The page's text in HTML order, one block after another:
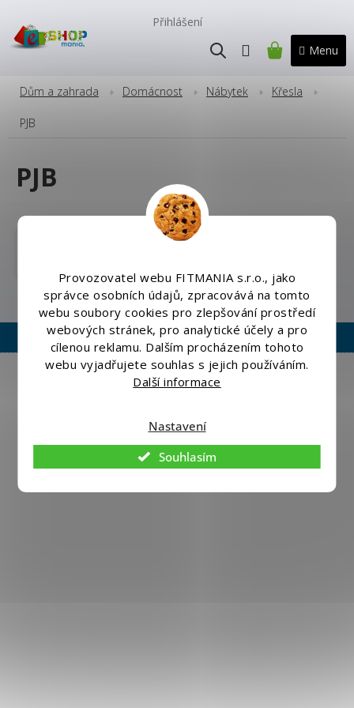
Provozovatel webu FITMANIA s.r.o., jako
správce osobních údajů, zpracovává na tomto
webu soubory cookies pro zlepšování prostředí
webových stránek, pro analytické účely a pro
cílenou reklamu. Dalším procházením tohoto
webu vyjadřujete souhlas s jejich používáním.
Další informace
Nastavení
Souhlasím
obsah
Přihlášení
NÁKUPNÍ
Dům a zahrada Domácnost Nábytek Křesla
PJB
PJB
Shoptet |Nakódoval eshopGuru
Copyright 2026Eshopmania.cz. Všechna práva vyhrazena.
Upravit nastavení cookies